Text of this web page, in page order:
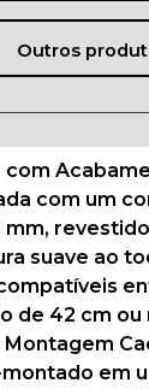
Outros
com
com um
mm,
suave ao
de 42 cm
Montagem
em